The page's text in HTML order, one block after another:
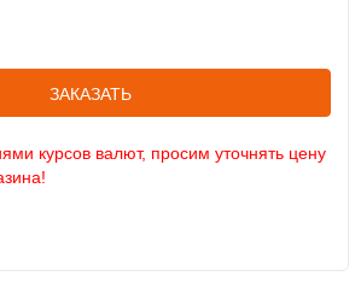
ЗАКАЗАТЬ
курсов валют, просим уточнять цену